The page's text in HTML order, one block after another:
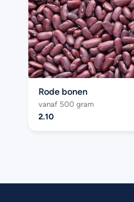
Rode bonen
vanaf 500 gram
2.10